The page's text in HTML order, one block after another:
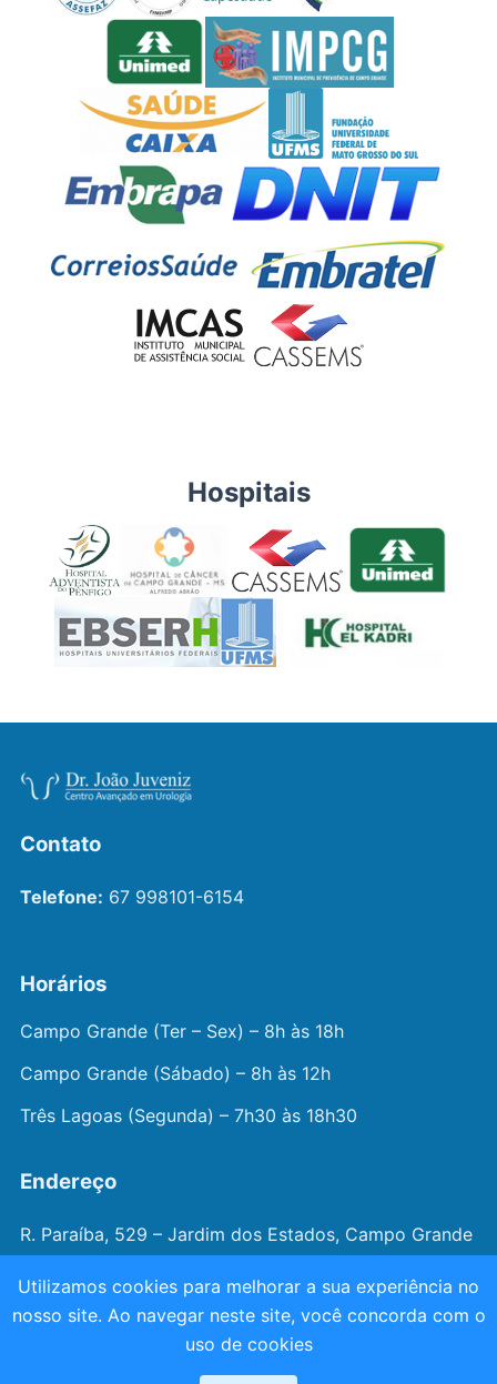
Hospitais
Contato
Telefone: 67 998101-6154
Horários
Campo Grande (Ter – Sex) – 8h às 18h
Campo Grande (Sábado) – 8h às 12h
Três Lagoas (Segunda) – 7h30 às 18h30
Endereço
R. Paraíba, 529 – Jardim dos Estados, Campo Grande
– MS
© 2026 — Dr. João Juveniz . Todos os direitos
Utilizamos cookies para melhorar a sua experiência no
nosso site. Ao navegar neste site, você concorda com o
uso de cookies